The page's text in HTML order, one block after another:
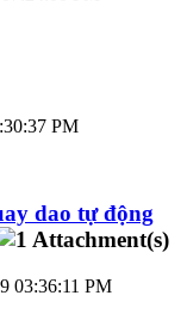
PM
dao tự động
03:36:11 PM